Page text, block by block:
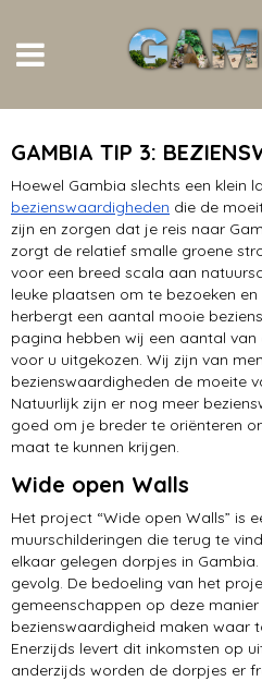
markten
bezienswaardigheden
excursies
senegambia
resorts
steden & dorpen
vakantie
rondreis
ontwikkelingshulp
GAMBIA TIP 3:
Hoewel Gambia slechts een klein
bezienswaardigheden die de
zijn en zorgen dat je reis naar
zorgt de relatief smalle groene
voor een breed scala aan
leuke plaatsen om te bezoeken
herbergt een aantal mooie
pagina hebben wij een aantal
voor u uitgekozen. Wij zijn van
bezienswaardigheden de moeite
Natuurlijk zijn er nog meer
goed om je breder te oriënteren
maat te kunnen krijgen.
Wide open Walls
Het project “Wide open Walls” is
muurschilderingen die terug te
elkaar gelegen dorpjes in
gevolg. De bedoeling van het
gemeenschappen op deze manier
bezienswaardigheid maken waar
Enerzijds levert dit inkomsten op
anderzijds worden de dorpjes er